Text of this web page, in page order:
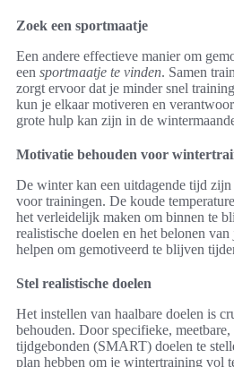
Zoek een sportmaatje
Een andere effectieve manier om
een sportmaatje te vinden. Samen
zorgt ervoor dat je minder snel
kun je elkaar motiveren en
grote hulp kan zijn in de
Motivatie behouden voor
De winter kan een uitdagende tijd
voor trainingen. De koude
het verleidelijk maken om binnen te
realistische doelen en het belonen
helpen om gemotiveerd te blijven
Stel realistische doelen
Het instellen van haalbare doelen is
behouden. Door specifieke, meetbare,
tijdgebonden (SMART) doelen te
plan hebben om je wintertraining vol